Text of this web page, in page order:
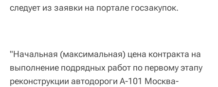
следует из заявки на портале госзакупок.
"Начальная (максимальная) цена контракта на
выполнение подрядных работ по первому этапу
реконструкции автодороги А-101 Москва-